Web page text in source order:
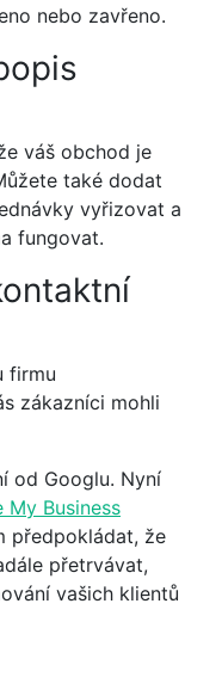
nebo zavřeno.
váš obchod je
také dodat
vyřizovat a
fungovat.
firmu
zákazníci mohli
od Googlu. Nyní
My Business
předpokládat, že
přetrvávat,
vašich klientů